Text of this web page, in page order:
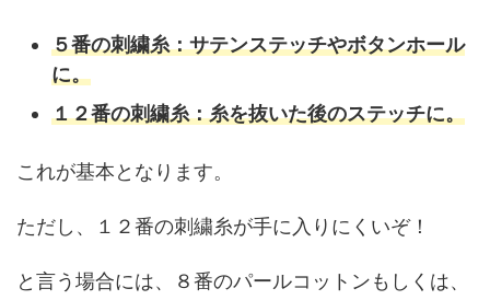
５番の刺繍糸：サテンステッチやボタンホール
に。
１２番の刺繍糸：糸を抜いた後のステッチに。
これが基本となります。
ただし、１２番の刺繍糸が手に入りにくいぞ！
と言う場合には、８番のパールコットンもしくは、